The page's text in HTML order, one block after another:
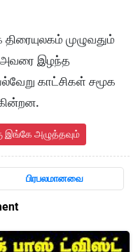
முழுவதும்
அவரை இழந்த
காட்சிகள் சமூக
இங்கே அழுத்தவும்
பிரபலமானவை